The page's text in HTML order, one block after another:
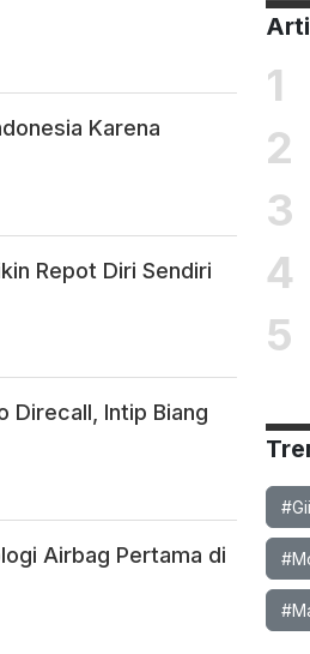
Karena
Repot Diri Sendiri
Direcall, Intip Biang
Airbag Pertama di
1
2
3
4
5